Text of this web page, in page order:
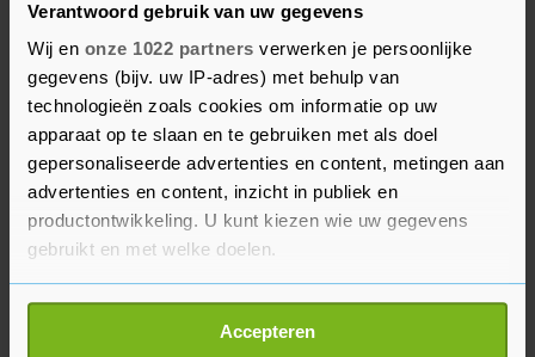
Verantwoord gebruik van uw gegevens
Wij en onze 1022 partners verwerken je persoonlijke
gegevens (bijv. uw IP-adres) met behulp van
technologieën zoals cookies om informatie op uw
apparaat op te slaan en te gebruiken met als doel
gepersonaliseerde advertenties en content, metingen aan
advertenties en content, inzicht in publiek en
productontwikkeling. U kunt kiezen wie uw gegevens
gebruikt en met welke doelen.
Als u het toestaat, willen we ook graag:
Informatie verzamelen over uw geografische
Accepteren
"Het aantal uren dat iemand werkt bepaalt niet
of iemand mentaal uitgeput raakt", zegt
bedrijfsarts Corné Roelen van Arbo Unie
daarover. Volgens hem is het de manier waarop
iemand werkt bepalend. "Ook speelt mee of
iemand de uren buiten werktijd goed gebruikt om
te herstellen en weer voldoende energie op weet
te laden."